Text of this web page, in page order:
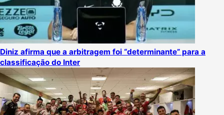
Diniz afirma que a arbitragem foi “determinante” para a
classificação do Inter